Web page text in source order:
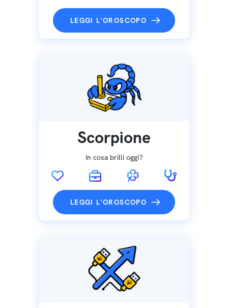
LEGGI L'OROSCOPO
Scorpione
In cosa brilli oggi?
LEGGI L'OROSCOPO